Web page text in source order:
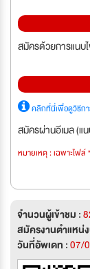
สมัครด้วยการแนบ
คลิกที่นี่เพื่อดูวิธีกา
สมัครผ่านอีเมล (แ
หมายเหตุ : เฉพาะไฟล์
จำนวนผู้เข้าชม :
สมัครงานตำแหน่
วันที่อัพเดท :07/